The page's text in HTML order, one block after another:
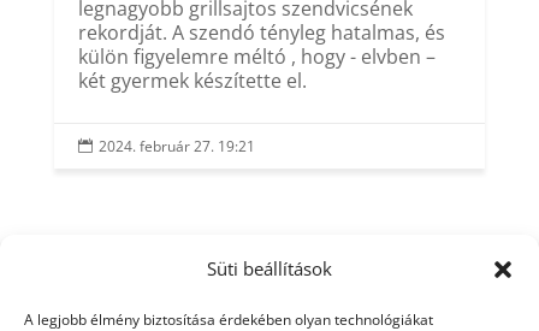
Süti beállítások
A legjobb élmény biztosítása érdekében olyan technológiákat
legnagyobb grillsajtos szendvicsének
rekordját. A szendó tényleg hatalmas, és
külön figyelemre méltó , hogy - elvben –
két gyermek készítette el.
 2024. február 27. 19:21